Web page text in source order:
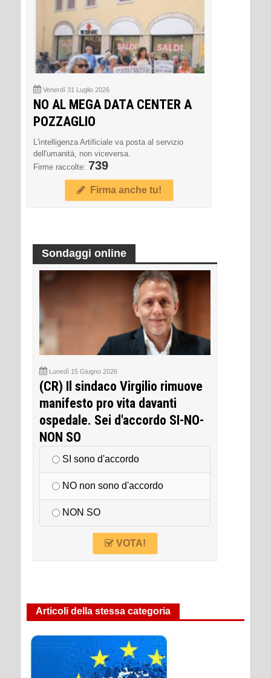
Venerdì 31 Luglio 2026
NO AL MEGA DATA CENTER A
POZZAGLIO
L'intelligenza Artificiale va posta al servizio
dell'umanità, non viceversa.
Firme raccolte: 739
Firma anche tu!
Sondaggi online
Lunedì 15 Giugno 2026
(CR) Il sindaco Virgilio rimuove
manifesto pro vita davanti
ospedale. Sei d'accordo SI-NO-
NON SO
SI sono d'accordo
NO non sono d'accordo
NON SO
VOTA!
Articoli della stessa categoria